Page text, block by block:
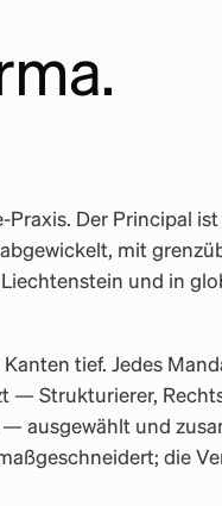
Der Principal
mit
und in
tief. Jedes
— Strukturierer,
— ausgewählt und
die